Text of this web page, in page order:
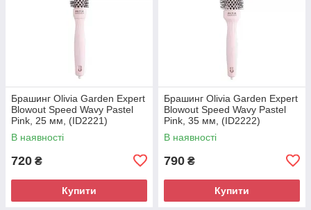
Брашинг Olivia Garden Expert
Blowout Speed Wavy Pastel
Pink, 25 мм, (ID2221)
В наявності
720 ₴
Купити
Брашинг Olivia Garden Expert
Blowout Speed Wavy Pastel
Pink, 35 мм, (ID2222)
В наявності
790 ₴
Купити